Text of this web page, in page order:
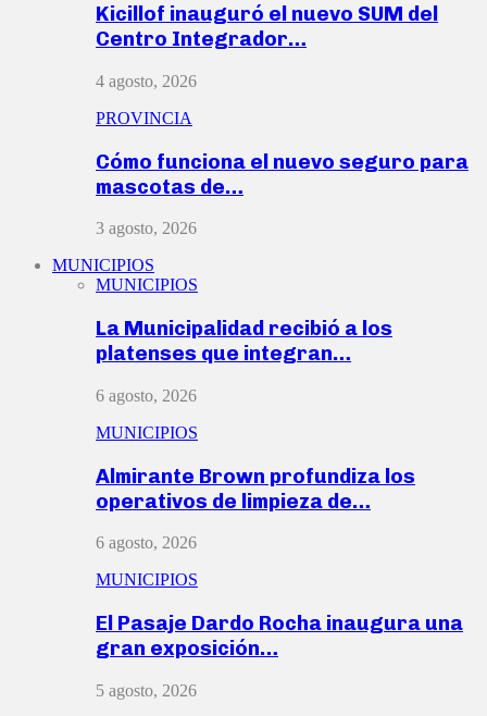
Kicillof inauguró el nuevo SUM del
Centro Integrador…
4 agosto, 2026
PROVINCIA
Cómo funciona el nuevo seguro para
mascotas de…
3 agosto, 2026
MUNICIPIOS
MUNICIPIOS
La Municipalidad recibió a los
platenses que integran…
6 agosto, 2026
MUNICIPIOS
Almirante Brown profundiza los
operativos de limpieza de…
6 agosto, 2026
MUNICIPIOS
El Pasaje Dardo Rocha inaugura una
gran exposición…
5 agosto, 2026